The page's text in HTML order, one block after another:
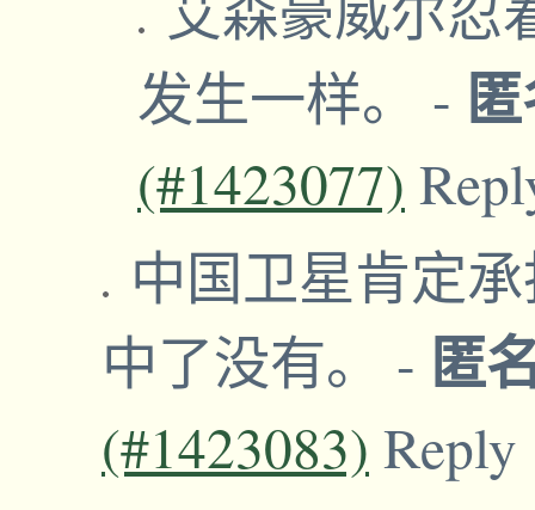
发生一样。 -
(#1423077)
中国卫星肯定
中了没有。 - 匿
(#1423083) Reply